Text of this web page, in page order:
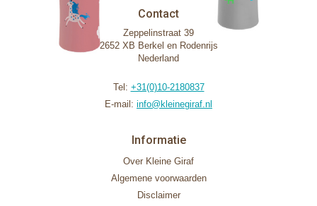
Contact
Zeppelinstraat 39
2652 XB Berkel en Rodenrijs
Nederland
Tel: +31(0)10-2180837
E-mail: info@kleinegiraf.nl
Informatie
Over Kleine Giraf
Algemene voorwaarden
Disclaimer